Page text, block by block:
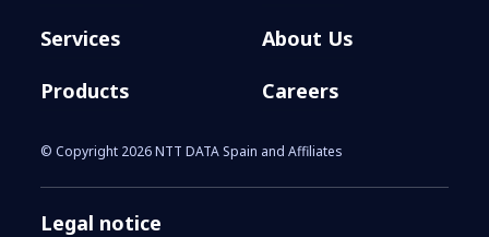
Services
Products
About Us
Careers
© Copyright 2026 NTT DATA Spain and Affiliates
Legal notice